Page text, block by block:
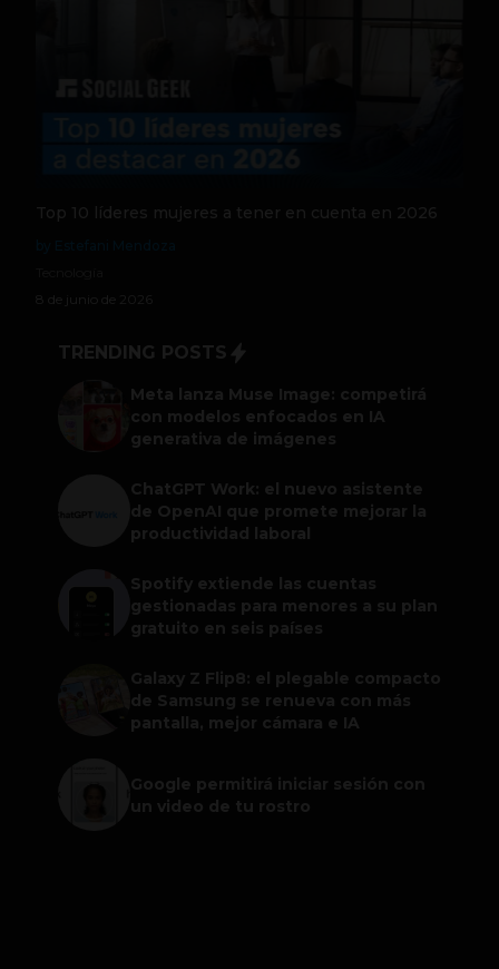
Top 10 líderes mujeres a tener en cuenta en 2026
8 de junio de 2026
TRENDING POSTS
Meta lanza Muse Image: competirá
con modelos enfocados en IA
generativa de imágenes
ChatGPT Work: el nuevo asistente
de OpenAI que promete mejorar la
productividad laboral
Spotify extiende las cuentas
gestionadas para menores a su plan
gratuito en seis países
Galaxy Z Flip8: el plegable compacto
de Samsung se renueva con más
pantalla, mejor cámara e IA
Google permitirá iniciar sesión con
un video de tu rostro